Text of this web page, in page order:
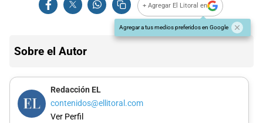
+ Agregar El Litoral en
Agregar a tus medios preferidos en Google
Sobre el Autor
Redacción EL
contenidos@ellitoral.com
Ver Perfil